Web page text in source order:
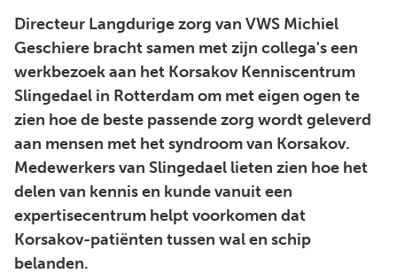
Directeur Langdurige zorg van VWS Michiel
Geschiere bracht samen met zijn collega's een
werkbezoek aan het Korsakov Kenniscentrum
Slingedael in Rotterdam om met eigen ogen te
zien hoe de beste passende zorg wordt geleverd
aan mensen met het syndroom van Korsakov.
Medewerkers van Slingedael lieten zien hoe het
delen van kennis en kunde vanuit een
expertisecentrum helpt voorkomen dat
Korsakov-patiënten tussen wal en schip
belanden.